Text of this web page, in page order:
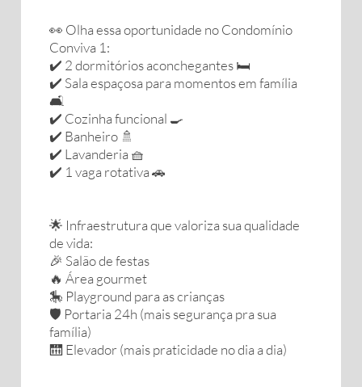
👀 Olha essa oportunidade no Condomínio
Conviva 1:
✔️ 2 dormitórios aconchegantes 🛏️
✔️ Sala espaçosa para momentos em família
🛋️
✔️ Cozinha funcional 🍳
✔️ Banheiro 🚿
✔️ Lavanderia 🧺
✔️ 1 vaga rotativa 🚗
🌟 Infraestrutura que valoriza sua qualidade
de vida:
🎉 Salão de festas
🔥 Área gourmet
🎠 Playground para as crianças
🛡️ Portaria 24h (mais segurança pra sua
família)
🛗 Elevador (mais praticidade no dia a dia)